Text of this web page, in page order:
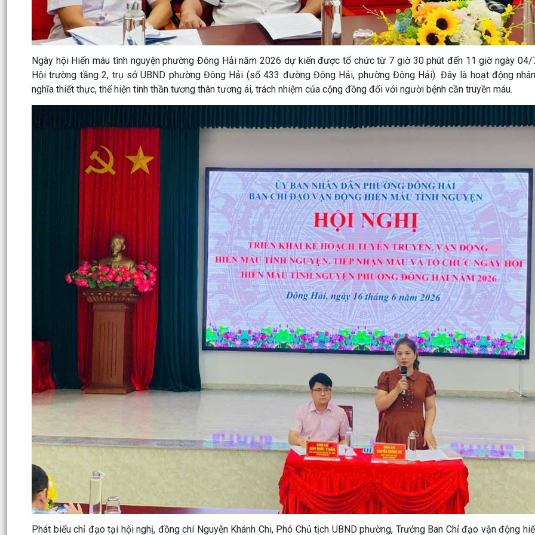
Ngày hội Hiến máu tình nguyện phường Đông Hải năm 2026 dự kiến được tổ chức từ 7 giờ 30 phút đến 11 giờ ngày
Hội trường tầng 2, trụ sở UBND phường Đông Hải (số 433 đường Đông Hải, phường Đông Hải). Đây là hoạt động
nghĩa thiết thực, thể hiện tinh thần tương thân tương ái, trách nhiệm của cộng đồng đối với người bệnh cần truyền máu.
Phát biểu chỉ đạo tại hội nghị, đồng chí Nguyễn Khánh Chi, Phó Chủ tịch UBND phường, Trưởng Ban Chỉ đạo vận động